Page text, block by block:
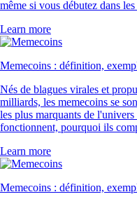
même si vous débutez dans
Learn more
Memecoins : définition,
Nés de blagues virales et
milliards, les memecoins se
les plus marquants de
fonctionnent, pourquoi ils
Learn more
Memecoins : définition,